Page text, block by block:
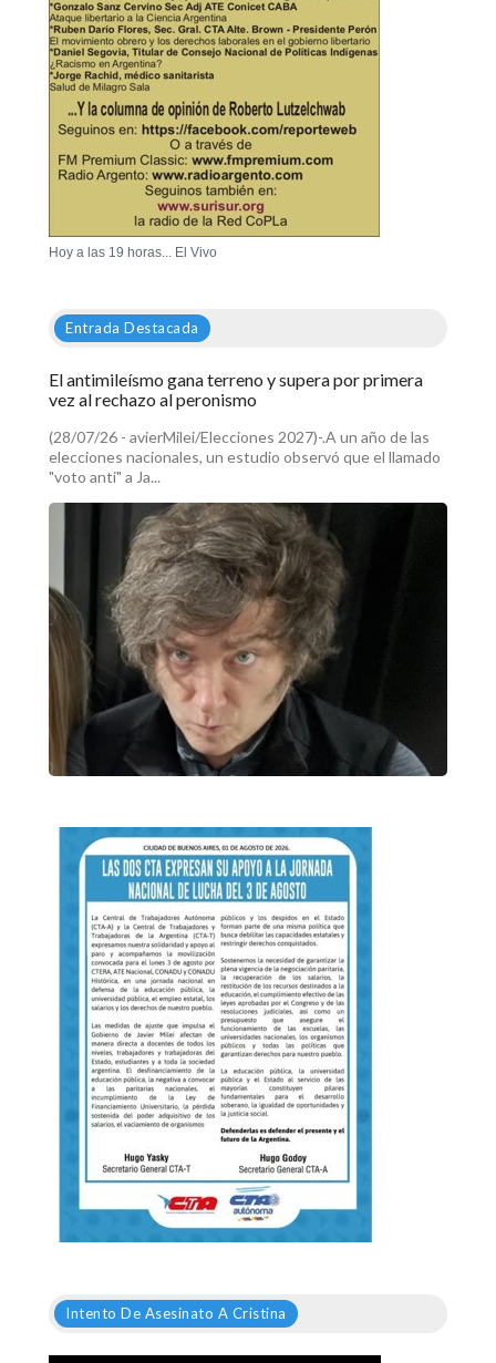
Hoy a las 19 horas... El Vivo
Entrada Destacada
El antimileísmo gana terreno y supera por primera
vez al rechazo al peronismo
(28/07/26 - avierMilei/Elecciones 2027)-.A un año de las
elecciones nacionales, un estudio observó que el llamado
"voto anti" a Ja...
Intento De Asesinato A Cristina